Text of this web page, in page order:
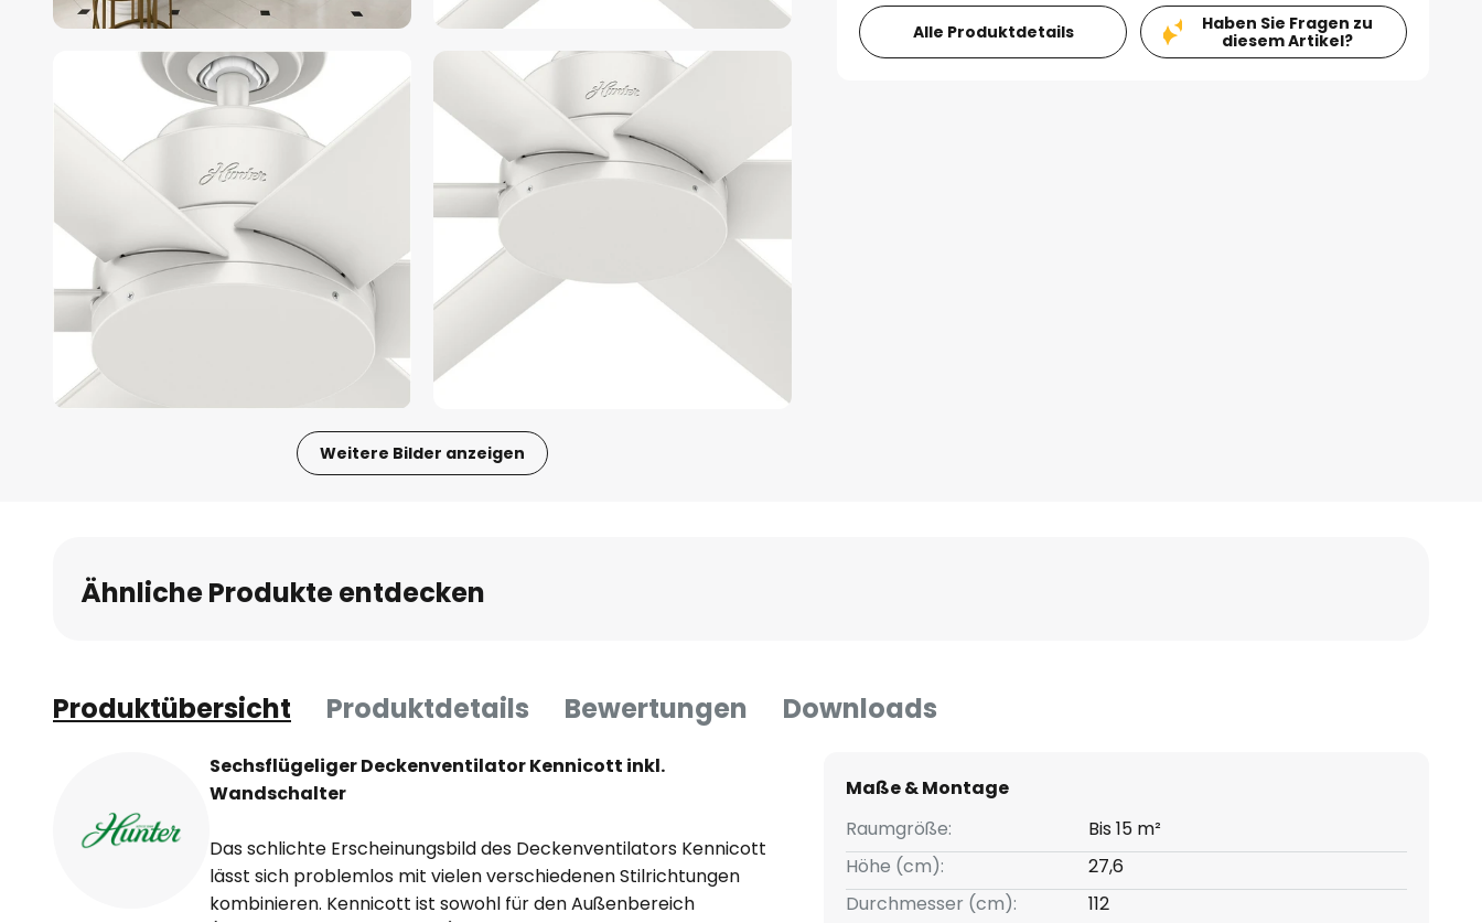
Weitere Bilder anzeigen
Bildgalerie
springen
Alle Produktdetails
Haben Sie Fragen zu
diesem Artikel?
Ähnliche Produkte entdecken
Produktübersicht Produktdetails Bewertungen Downloads
Sechsflügeliger Deckenventilator Kennicott inkl.
Wandschalter
Das schlichte Erscheinungsbild des Deckenventilators Kennicott
lässt sich problemlos mit vielen verschiedenen Stilrichtungen
kombinieren. Kennicott ist sowohl für den Außenbereich
Maße & Montage
Raumgröße:
Bis 15 m²
Höhe (cm):
27,6
Durchmesser (cm):
112